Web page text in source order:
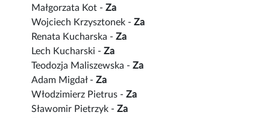
Małgorzata Kot -Za
Wojciech Krzysztonek -Za
Renata Kucharska -Za
Lech Kucharski -Za
Teodozja Maliszewska -Za
Adam Migdał -Za
Włodzimierz Pietrus -Za
Sławomir Pietrzyk -Za